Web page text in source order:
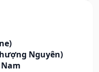
Nguyên)